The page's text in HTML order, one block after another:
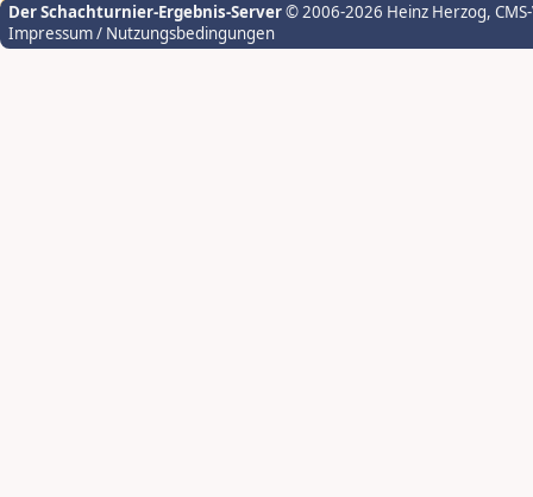
Der Schachturnier-Ergebnis-Server© 2006-2026 Heinz Herzog,
Impressum / Nutzungsbedingungen